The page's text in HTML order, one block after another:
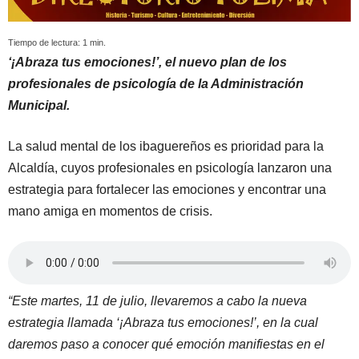
Tiempo de lectura: 1 min.
‘¡Abraza tus emociones!’, el nuevo plan de los
profesionales de psicología de la Administración
Municipal.
La salud mental de los ibaguereños es prioridad para la
Alcaldía, cuyos profesionales en psicología lanzaron una
estrategia para fortalecer las emociones y encontrar una
mano amiga en momentos de crisis.
“Este martes, 11 de julio, llevaremos a cabo la nueva
estrategia llamada ‘¡Abraza tus emociones!’, en la cual
daremos paso a conocer qué emoción manifiestas en el